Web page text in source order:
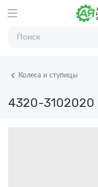
Колеса и ступицы
4320-3102020